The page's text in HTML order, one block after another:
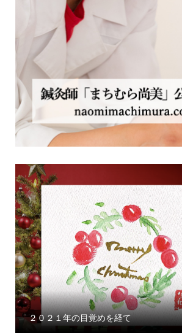
２０２１年の目覚めを経て